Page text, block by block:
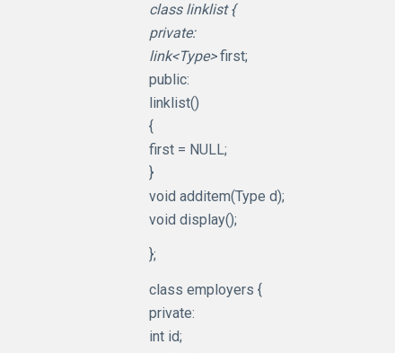
class linklist {
private:
link<Type>first;
public:
linklist()
{
first = NULL;
}
void additem(Type d);
void display();
};
class employers {
private:
int id;